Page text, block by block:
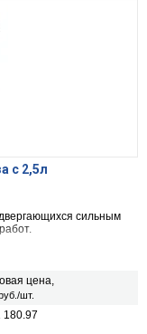
с 2,5л
сильным
цена,
шт.
180.97